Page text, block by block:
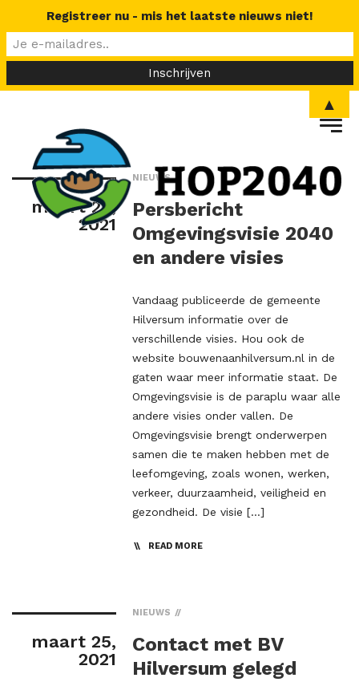
maart 25,
2021
NIEUWS
Persbericht
Omgevingsvisie 2040
en andere visies
Vandaag publiceerde de gemeente
Hilversum informatie over de
verschillende visies. Hou ook de
website bouwenaanhilversum.nl in de
gaten waar meer informatie staat. De
Omgevingsvisie is de paraplu waar alle
andere visies onder vallen. De
Omgevingsvisie brengt onderwerpen
samen die te maken hebben met de
leefomgeving, zoals wonen, werken,
verkeer, duurzaamheid, veiligheid en
gezondheid. De visie […]
READ MORE
maart 25,
2021
NIEUWS
Contact met BV
Hilversum gelegd
Registreer nu - mis het laatste nieuws niet!
▲